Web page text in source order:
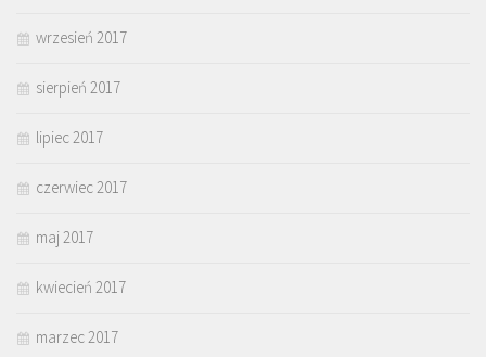
wrzesień 2017
sierpień 2017
lipiec 2017
czerwiec 2017
maj 2017
kwiecień 2017
marzec 2017